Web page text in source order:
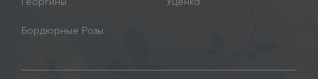
Бордюрные Розы